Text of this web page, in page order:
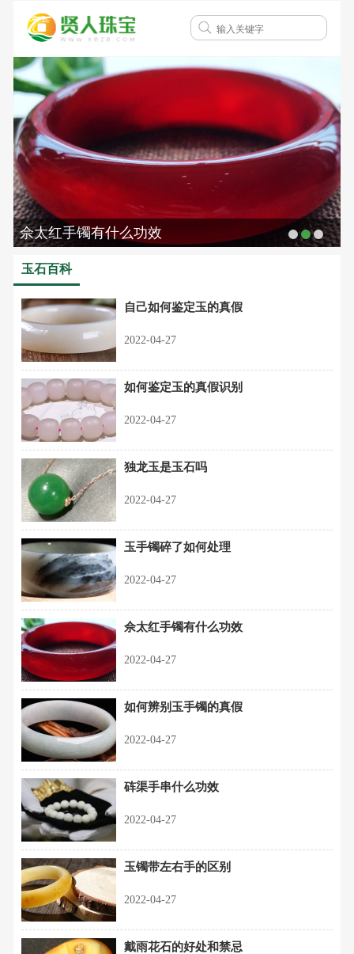
佘太红手镯有什么功效
玉石百科
自己如何鉴定玉的真假
2022-04-27
如何鉴定玉的真假识别
2022-04-27
独龙玉是玉石吗
2022-04-27
玉手镯碎了如何处理
2022-04-27
佘太红手镯有什么功效
2022-04-27
如何辨别玉手镯的真假
2022-04-27
砗渠手串什么功效
2022-04-27
玉镯带左右手的区别
2022-04-27
戴雨花石的好处和禁忌